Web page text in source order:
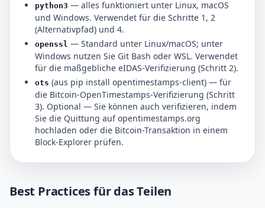
python3 — alles funktioniert unter Linux, macOS
und Windows. Verwendet für die Schritte 1, 2
(Alternativpfad) und 4.
openssl — Standard unter Linux/macOS; unter
Windows nutzen Sie Git Bash oder WSL. Verwendet
für die maßgebliche eIDAS-Verifizierung (Schritt 2).
ots (aus pip install opentimestamps-client) — für
die Bitcoin-OpenTimestamps-Verifizierung (Schritt
3). Optional — Sie können auch verifizieren, indem
Sie die Quittung auf opentimestamps.org
hochladen oder die Bitcoin-Transaktion in einem
Block-Explorer prüfen.
Best Practices für das Teilen